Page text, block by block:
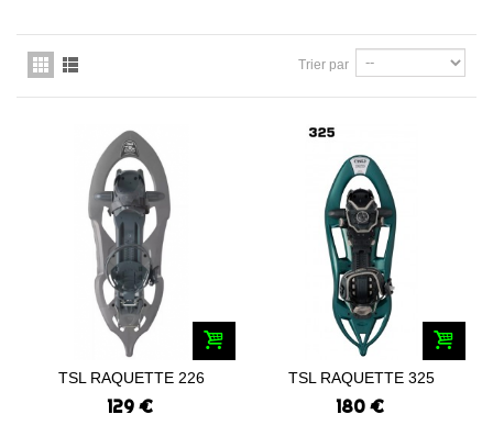
Trier par
TSL RAQUETTE 226
START 2023
129 €
TSL RAQUETTE 325
ORIGINAL 2 2023
180 €